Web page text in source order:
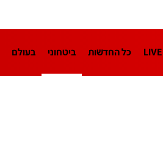
LIVE כל החדשות ביטחוני בעולם